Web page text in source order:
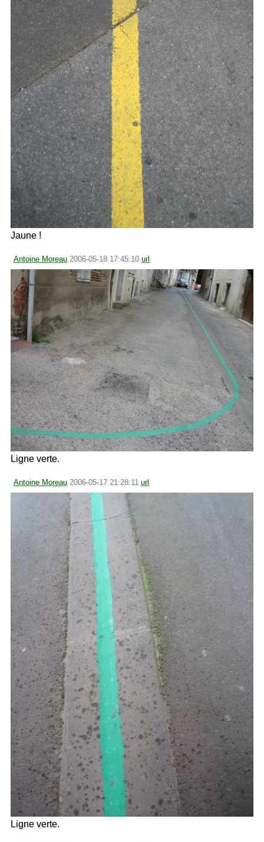
Jaune !
Antoine Moreau 2006-05-18 17:45:10 url
Ligne verte.
Antoine Moreau 2006-05-17 21:28:11 url
Ligne verte.